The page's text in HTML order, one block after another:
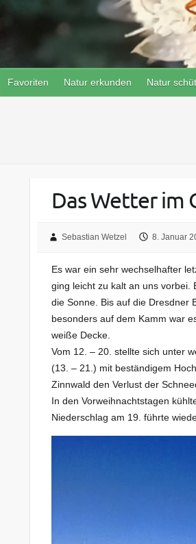
Favoriten Natur erkunden Natur
Das Wetter im
Sebastian Wetzel 8. Januar
Es war ein sehr wechselhafter
ging leicht zu kalt an uns vorbei.
die Sonne. Bis auf die Dresdner
besonders auf dem Kamm war
weiße Decke.
Vom 12. – 20. stellte sich unter
(13. – 21.) mit beständigem
Zinnwald den Verlust der
In den Vorweihnachtstagen
Niederschlag am 19. führte